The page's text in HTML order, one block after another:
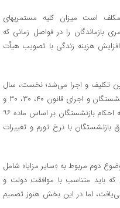
مکلف است میزان کلیه مستمریهای
بازماندگان را در فواصل زمانی که
افزایش هزینه زندگی با تصویب هیأت
تکلیف و اجرا می‌شد؛ نخست، سال
پایانی اجرای قانون «متناسب‌سازی» حقوق بازنشستگان و اجرای قانون ۴۰، ۳۰، ۳۰ و
همچنین مصوبه شورای عالی کار و تسری آن به احکام بازنشستگان بر اساس ماده ۹۶
بازنشستگان با نرخ تورم و تغییرات
دوم مربوط به «سایر مزایا» شامل
باید متناسب با موافقت دولت و
اما در این بخش هنوز تصمیم